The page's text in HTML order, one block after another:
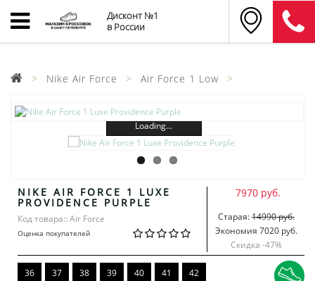
Дисконт №1
в России
Nike Air Force Air Force 1 Low
Loading...
NIKE AIR FORCE 1 LUXE
PROVIDENCE PURPLE
Код товара:: Air Force
Оценка покупателей
7970 руб.
Старая:14990 руб.
Экономия 7020 руб.
Скидка -47%
36 37 38 39 40 41 42